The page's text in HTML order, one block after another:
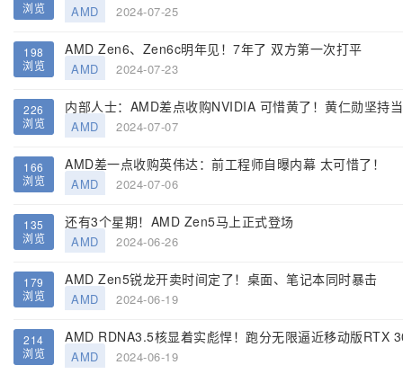
浏览
AMD 2024-07-25
198
浏览
AMD Zen6、Zen6c明年见！7年了 双方第一次打平
AMD 2024-07-23
226
浏览
内部人士：AMD差点收购NVIDIA 可惜黄了！黄仁勋坚持
AMD 2024-07-07
166
浏览
AMD差一点收购英伟达：前工程师自曝内幕 太可惜了！
AMD 2024-07-06
135
浏览
还有3个星期！AMD Zen5马上正式登场
AMD 2024-06-26
179
浏览
AMD Zen5锐龙开卖时间定了！桌面、笔记本同时暴击
AMD 2024-06-19
214
浏览
AMD RDNA3.5核显着实彪悍！跑分无限逼近移动版RTX
AMD 2024-06-19